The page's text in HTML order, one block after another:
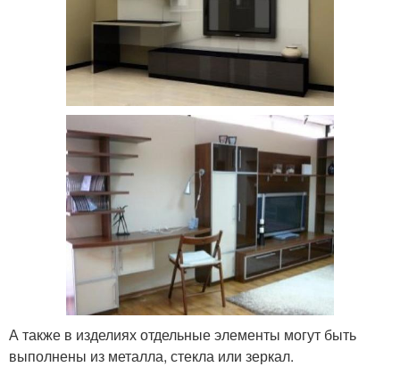
А также в изделиях отдельные элементы могут быть
выполнены из металла, стекла или зеркал.